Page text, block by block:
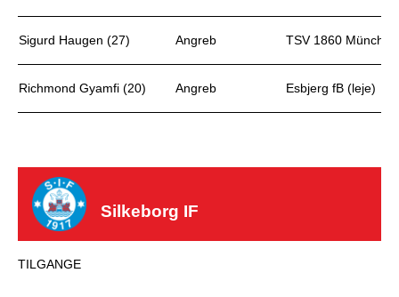
Sigurd Haugen (27) Angreb TSV 1860 München
Richmond Gyamfi (20) Angreb Esbjerg fB (leje)
Silkeborg IF
TILGANGE